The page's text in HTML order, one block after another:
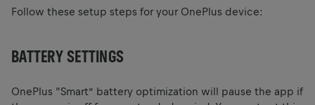
Follow these setup steps for your OnePlus device:
BATTERY SETTINGS
OnePlus “Smart” battery optimization will pause the app if